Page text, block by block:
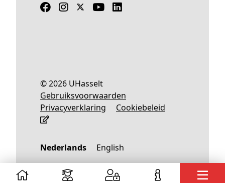
© 2026 UHasselt
Gebruiksvoorwaarden
Privacyverklaring
Cookiebeleid
Nederlands English